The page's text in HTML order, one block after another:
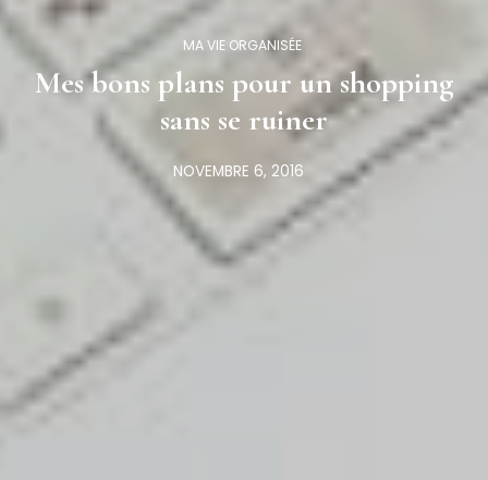
MA VIE ORGANISÉE
Mes bons plans pour un shopping
sans se ruiner
NOVEMBRE 6, 2016